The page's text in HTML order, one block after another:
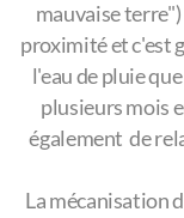
mauvaise
proximité et c'est
l'eau de pluie
plusieurs mois
également de
La mécanisation